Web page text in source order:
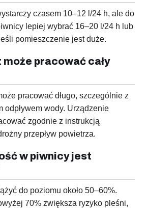
czasem 10–12 l/24 h, ale do
lepiej wybrać 16–20 l/24 h lub
pomieszczenie jest duże.
może pracować cały
pracować długo, szczególnie z
odpływem wody. Urządzenie
zgodnie z instrukcją
przepływ powietrza.
w piwnicy jest
do poziomu około 50–60%.
70% zwiększa ryzyko pleśni,